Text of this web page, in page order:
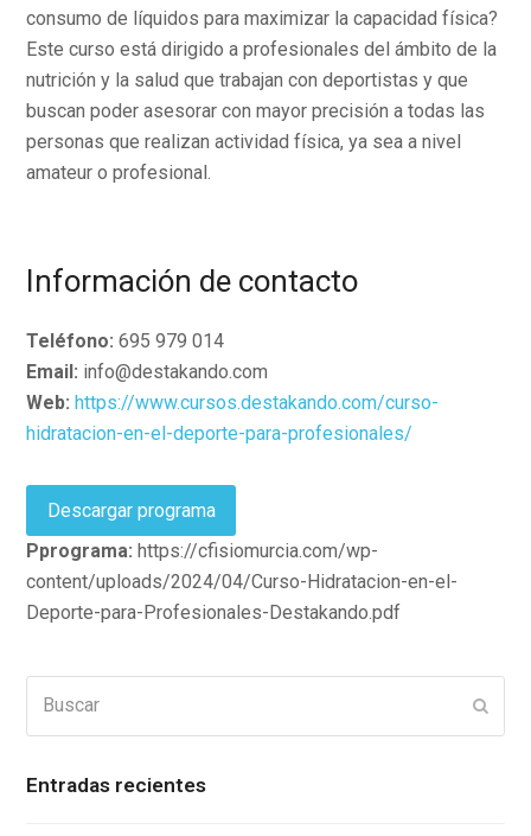
consumo de líquidos para maximizar la capacidad física?
Este curso está dirigido a profesionales del ámbito de la
nutrición y la salud que trabajan con deportistas y que
buscan poder asesorar con mayor precisión a todas las
personas que realizan actividad física, ya sea a nivel
amateur o profesional.
Información de contacto
Teléfono: 695 979 014
Email: info@destakando.com
Web: https://www.cursos.destakando.com/curso-
hidratacion-en-el-deporte-para-profesionales/
Descargar programa
Pprograma: https://cfisiomurcia.com/wp-
content/uploads/2024/04/Curso-Hidratacion-en-el-
Deporte-para-Profesionales-Destakando.pdf
Entradas recientes